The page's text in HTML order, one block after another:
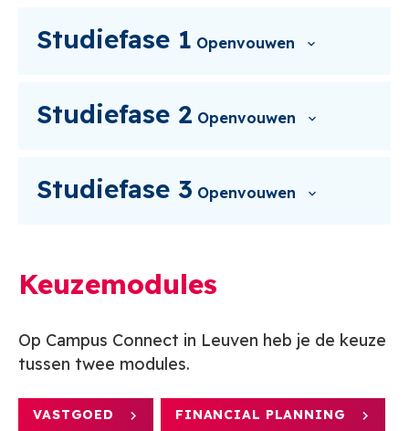
Studiefase 1 Openvouwen
Studiefase 2 Openvouwen
Studiefase 3 Openvouwen
Keuzemodules
Op Campus Connect in Leuven heb je de keuze
tussen twee modules.
VASTGOED FINANCIAL PLANNING